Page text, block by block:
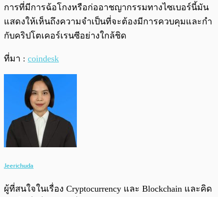
การที่มีการฉ้อโกงหรือก่ออาชญากรรมทางไซเบอร์นี้มัน
แสดงให้เห็นถึงความจำเป็นที่จะต้องมีการควบคุมและกำ
กับคริปโตเคอร์เรนซีอย่างใกล้ชิด
ที่มา : coindesk
Jeerichuda
ผู้ที่สนใจในเรื่อง Cryptocurrency และ Blockchain และคิด